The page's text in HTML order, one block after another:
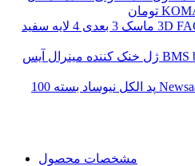
تومان
ماسک 3 بعدی 4 لایه سفید
ژل خنک کننده مینرال آیس
پد الکل نیوساد بسته 100
مشخصات محصول